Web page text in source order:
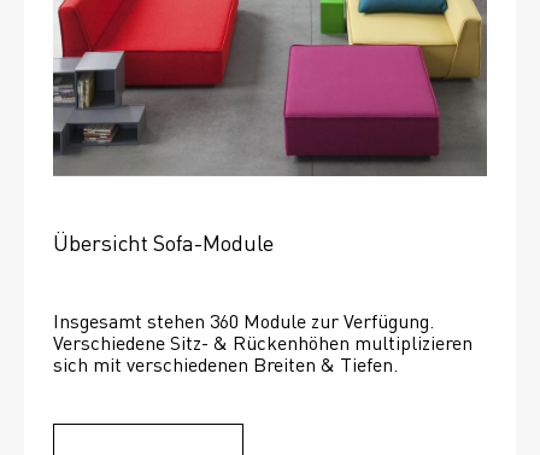
Übersicht Sofa-Module
Insgesamt stehen 360 Module zur Verfügung.
Verschiedene Sitz- & Rückenhöhen multiplizieren
sich mit verschiedenen Breiten & Tiefen.